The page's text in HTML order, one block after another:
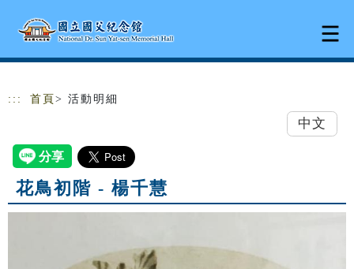
::: 首頁 > 活動明細
中文
花鳥初階 - 楊千慧